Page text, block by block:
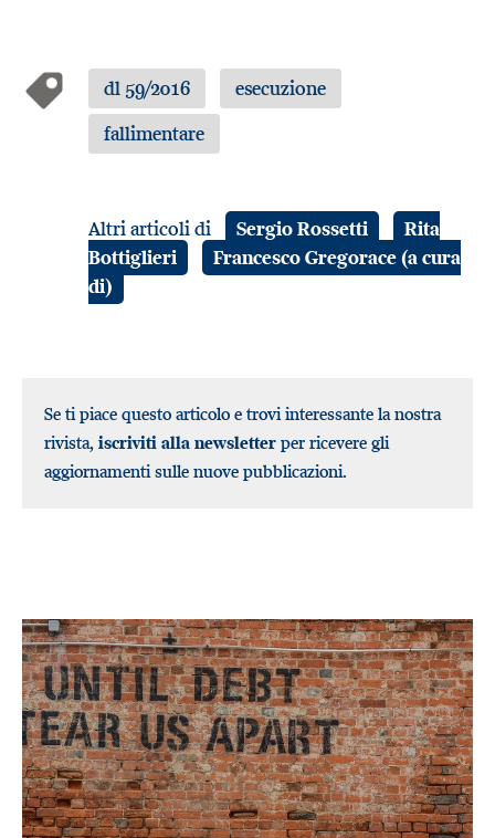
dl 59/2016
esecuzione
fallimentare
Altri articoli di Sergio Rossetti
Rita
Bottiglieri
Francesco Gregorace (a cura
di)
Se ti piace questo articolo e trovi interessante la nostra
rivista, iscriviti alla newsletter per ricevere gli
aggiornamenti sulle nuove pubblicazioni.